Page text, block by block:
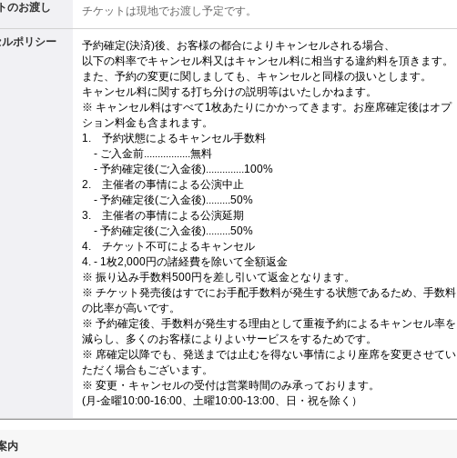
のお渡し チケットは現地でお渡し予定です。
ポリシー
予約確定(決済)後、お客様の都合によりキャンセルされる場合、
以下の料率でキャンセル料又はキャンセル料に相当する違約料を頂きます。
また、予約の変更に関しましても、キャンセルと同様の扱いとします。
キャンセル料に関する打ち分けの説明等はいたしかねます。
※ キャンセル料はすべて1枚あたりにかかってきます。お座席確定後はオプ
ション料金も含まれます。
1. 予約状態によるキャンセル手数料
- ご入金前.................無料
- 予約確定後(ご入金後)..............100%
2. 主催者の事情による公演中止
- 予約確定後(ご入金後).........50%
3. 主催者の事情による公演延期
- 予約確定後(ご入金後).........50%
4. チケット不可によるキャンセル
4. - 1枚2,000円の諸経費を除いて全額返金
※ 振り込み手数料500円を差し引いて返金となります。
※ チケット発売後はすでにお手配手数料が発生する状態であるため、手数料
の比率が高いです。
※ 予約確定後、手数料が発生する理由として重複予約によるキャンセル率を
減らし、多くのお客様によりよいサービスをするためです。
※ 席確定以降でも、発送までは止むを得ない事情により座席を変更させてい
ただく場合もございます。
※ 変更・キャンセルの受付は営業時間のみ承っております。
(月-金曜10:00-16:00、土曜10:00-13:00、日・祝を除く）
内